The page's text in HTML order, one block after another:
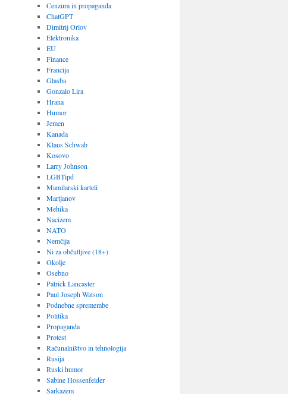
Cenzura in propaganda
ChatGPT
Dimitrij Orlov
Elektronika
EU
Finance
Francija
Glasba
Gonzalo Lira
Hrana
Humor
Jemen
Kanada
Klaus Schwab
Kosovo
Larry Johnson
LGBTipd
Mamilarski karteli
Martjanov
Mehika
Nacizem
NATO
Nemčija
Ni za občutljive (18+)
Okolje
Osebno
Patrick Lancaster
Paul Joseph Watson
Podnebne spremembe
Politika
Propaganda
Protest
Računalništvo in tehnologija
Rusija
Ruski humor
Sabine Hossenfelder
Sarkazem